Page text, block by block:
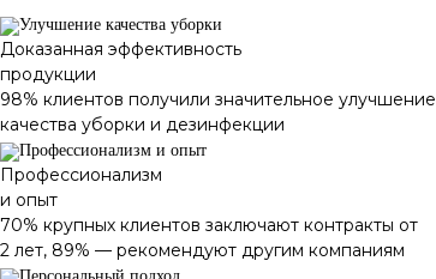
Доказанная эффективность
продукции
98% клиентов получили значительное улучшение
качества уборки и дезинфекции
Профессионализм
и опыт
70% крупных клиентов заключают контракты от
2 лет, 89% — рекомендуют другим компаниям